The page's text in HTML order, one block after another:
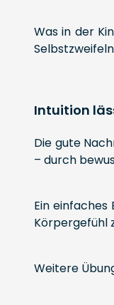
Was in der
Intuition
Die gute
– durch
Ein einfaches
Körpergefühl
Weitere